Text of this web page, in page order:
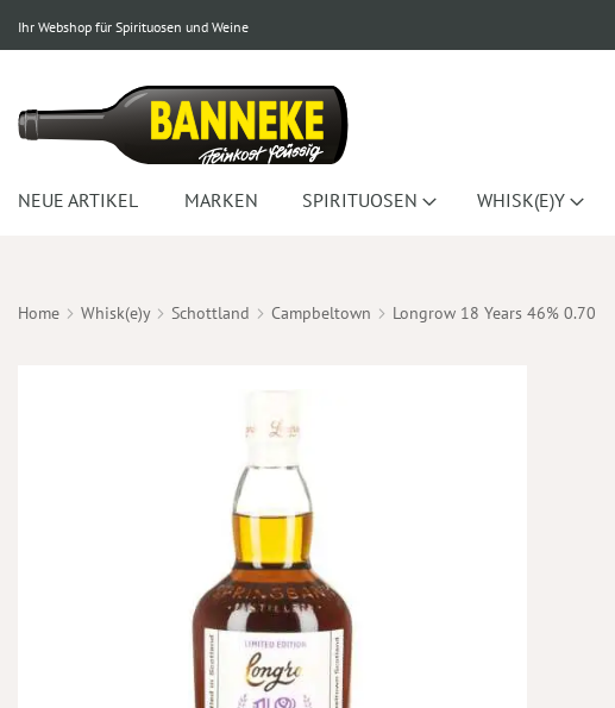
Ihr Webshop für Spirituosen und Weine
NEUE ARTIKEL MARKEN SPIRITUOSEN WHISK(E)Y
Home Whisk(e)y Schottland Campbeltown Longrow 18 Years 46% 0.70